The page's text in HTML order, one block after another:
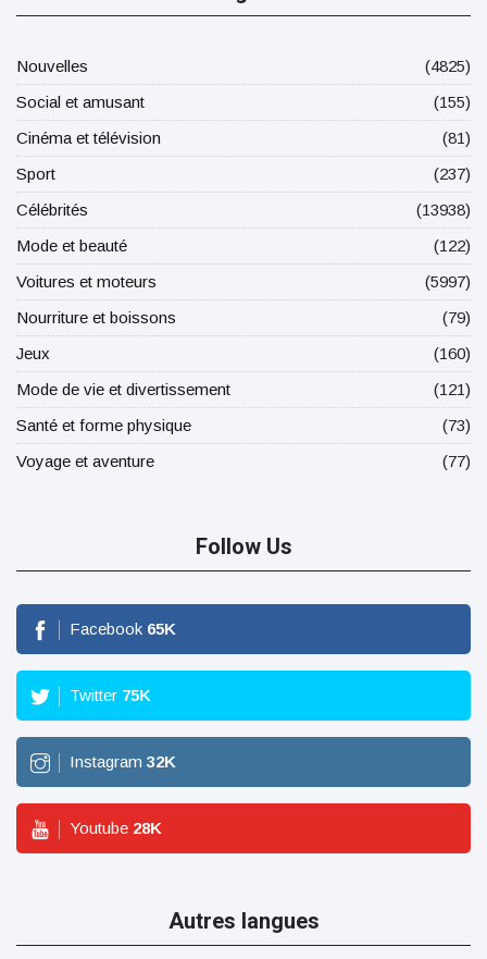
Nouvelles
(4825)
Social et amusant
(155)
Cinéma et télévision
(81)
Sport
(237)
Célébrités
(13938)
Mode et beauté
(122)
Voitures et moteurs
(5997)
Nourriture et boissons
(79)
Jeux
(160)
Mode de vie et divertissement
(121)
Santé et forme physique
(73)
Voyage et aventure
(77)
Follow Us
Facebook 65K
Twitter 75K
Instagram 32K
Youtube 28K
Autres langues